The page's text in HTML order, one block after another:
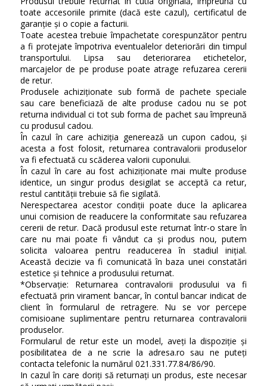
toate accesoriile primite (dacă este cazul), certificatul de
garanție și o copie a facturii.
Toate acestea trebuie împachetate corespunzător pentru
a fi protejate împotriva eventualelor deteriorări din timpul
transportului. Lipsa sau deteriorarea etichetelor,
marcajelor de pe produse poate atrage refuzarea cererii
de retur.
Produsele achiziționate sub formă de pachete speciale
sau care beneficiază de alte produse cadou nu se pot
returna individual ci tot sub forma de pachet sau împreună
cu produsul cadou.
În cazul în care achiziția generează un cupon cadou, și
acesta a fost folosit, returnarea contravalorii produselor
va fi efectuată cu scăderea valorii cuponului.
În cazul în care au fost achiziționate mai multe produse
identice, un singur produs desigilat se acceptă ca retur,
restul cantității trebuie să fie sigilată.
Nerespectarea acestor condiții poate duce la aplicarea
unui comision de readucere la conformitate sau refuzarea
cererii de retur. Dacă produsul este returnat într-o stare în
care nu mai poate fi vândut ca și produs nou, putem
solicita valoarea pentru readucerea în stadiul inițial.
Această decizie va fi comunicată în baza unei constatări
estetice și tehnice a produsului returnat.
*Observație: Returnarea contravalorii produsului va fi
efectuată prin virament bancar, în contul bancar indicat de
client în formularul de retragere. Nu se vor percepe
comisioane suplimentare pentru returnarea contravalorii
produselor.
Formularul de retur este un model, aveți la dispoziție și
posibilitatea de a ne scrie la adresa.ro sau ne puteți
contacta telefonic la numărul 021.331.77.84/86/90.
In cazul în care doriți să returnați un produs, este necesar